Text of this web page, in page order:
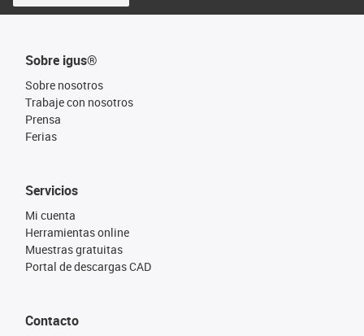
Sobre igus®
Sobre nosotros
Trabaje con nosotros
Prensa
Ferias
Servicios
Mi cuenta
Herramientas online
Muestras gratuitas
Portal de descargas CAD
Contacto